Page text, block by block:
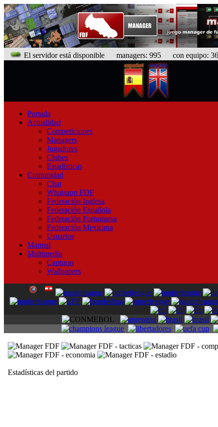
El servidor está disponible managers: 995 con equipo:
Portada
Actualidad
Competiciones
Managers
Jugadores
Clubes
Estadísticas
Comunidad
Chat
Whatsapp FDF
Federación Inglesa
Federación Española
Federación Portuguesa
Federación Mexicana
Usuarios
Manual
Multimedia
Capturas
Wallpapers
Estadísticas del partido